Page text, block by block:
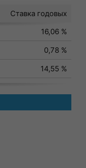
Ставка годовых
16,06 %
0,78 %
14,55 %